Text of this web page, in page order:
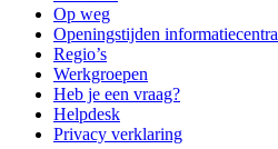
Op weg
Openingstijden informatiecentra
Regio’s
Werkgroepen
Heb je een vraag?
Helpdesk
Privacy verklaring